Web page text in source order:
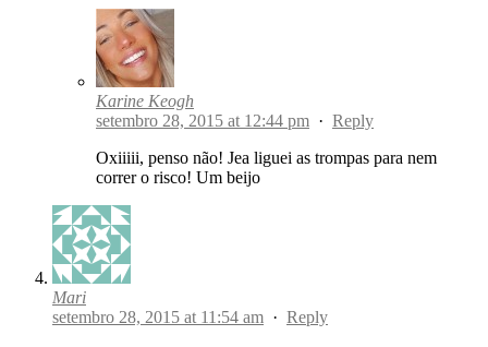
Karine Keogh
setembro 28, 2015 at 12:44 pm · Reply
Oxiiiii, penso não! Jea liguei as trompas para nem
correr o risco! Um beijo
Mari
setembro 28, 2015 at 11:54 am · Reply